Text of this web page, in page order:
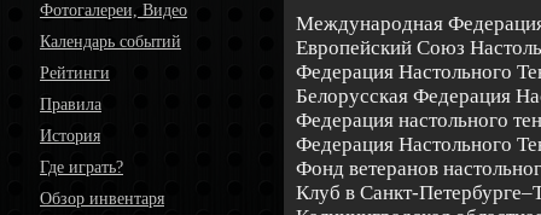
Фотогалереи, Видео
Календарь событий
Рейтинги
Правила
История
Где играть?
Обзор инвентаря
Международная
Европейский Cоюз
Федерация Настольного
Белорусская Федерация
Федерация настольного
Федерация Настольного
Фонд ветеранов
Клуб в Санкт-